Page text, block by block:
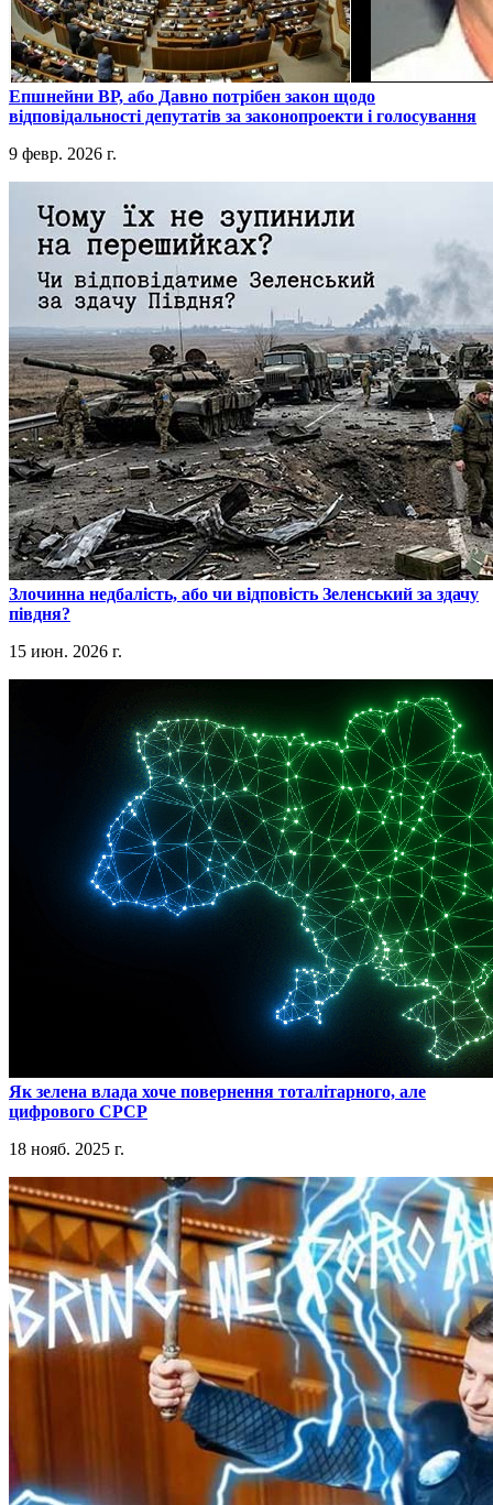
​Епшнейни ВР, або Давно потрібен закон щодо
відповідальності депутатів за законопроекти і голосування
9 февр. 2026 г.
​Злочинна недбалість, або чи відповість Зеленський за здачу
півдня?
15 июн. 2026 г.
​Як зелена влада хоче повернення тоталітарного, але
цифрового СРСР
18 нояб. 2025 г.